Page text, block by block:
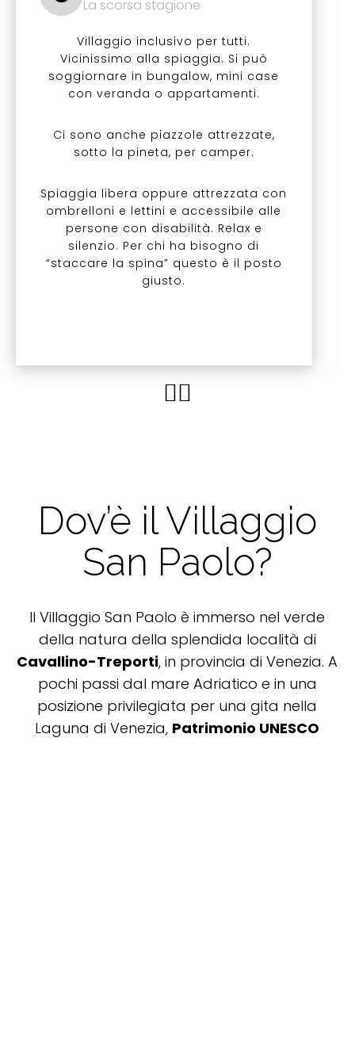
La scorsa stagione
Villaggio inclusivo per tutti.
Vicinissimo alla spiaggia. Si può
soggiornare in bungalow, mini case
con veranda o appartamenti.
Ci sono anche piazzole attrezzate,
sotto la pineta, per camper.
Spiaggia libera oppure attrezzata con
ombrelloni e lettini e accessibile alle
persone con disabilità. Relax e
silenzio. Per chi ha bisogno di
“staccare la spina” questo è il posto
giusto.
Dov’è il Villaggio
San Paolo?
Il Villaggio San Paolo è immerso nel verde
della natura della splendida località di
Cavallino-Treporti, in provincia di Venezia. A
pochi passi dal mare Adriatico e in una
posizione privilegiata per una gita nella
Laguna di Venezia, Patrimonio UNESCO